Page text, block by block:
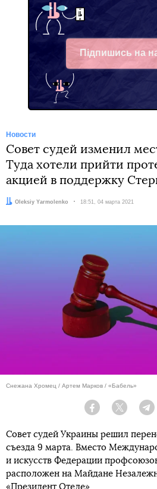
Підпишись на
Facebook
Новости
Совет судей изменил
Туда хотели прийти
акцией в поддержку
Автор:
Oleksiy Yarmolenko Дата:
18:51, 04 марта 2021
Снежана Хромец / Артем Марков / «Бабель»
Facebook Twitter
Совет судей Украины решил
съезда 9 марта. Вместо
и искусств Федерации
расположен на Майдане
«Президент Отеле».